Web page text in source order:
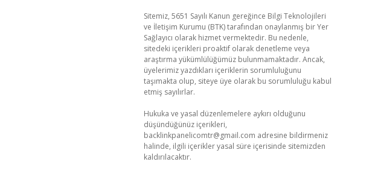
Sitemiz, 5651 Sayılı Kanun gereğince Bilgi Teknolojileri
ve İletişim Kurumu (BTK) tarafından onaylanmış bir Yer
Sağlayıcı olarak hizmet vermektedir. Bu nedenle,
sitedeki içerikleri proaktif olarak denetleme veya
araştırma yükümlülüğümüz bulunmamaktadır. Ancak,
üyelerimiz yazdıkları içeriklerin sorumluluğunu
taşımakta olup, siteye üye olarak bu sorumluluğu kabul
etmiş sayılırlar.
Hukuka ve yasal düzenlemelere aykırı olduğunu
düşündüğünüz içerikleri,
backlinkpanelicomtr@gmail.com adresine bildirmeniz
halinde, ilgili içerikler yasal süre içerisinde sitemizden
kaldırılacaktır.